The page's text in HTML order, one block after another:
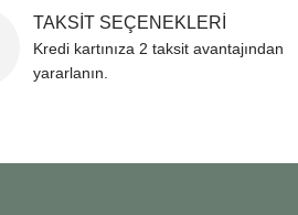
TAKSİT SEÇENEKLERİ
Kredi kartınıza 2 taksit avantajından
yararlanın.